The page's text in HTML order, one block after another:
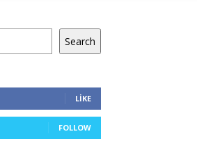
Search
LIKE
FOLLOW